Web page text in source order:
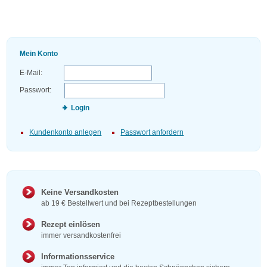
Mein Konto
E-Mail:
Passwort:
Login
Kundenkonto anlegen Passwort anfordern
Keine Versandkosten
ab 19 € Bestellwert und bei Rezeptbestellungen
Rezept einlösen
immer versandkostenfrei
Informationsservice